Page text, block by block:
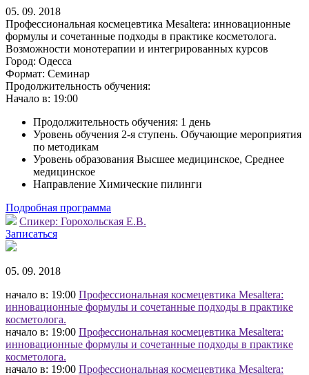
05. 09. 2018
Профессиональная космецевтика Mesaltera: инновационные
формулы и сочетанные подходы в практике косметолога.
Возможности монотерапии и интегрированных курсов
Город: Одесса
Формат: Семинар
Продолжительность обучения:
Начало в: 19:00
Продолжительность обучения: 1 день
Уровень обучения 2-я ступень. Обучающие мероприятия
по методикам
Уровень образования Высшее медицинское, Среднее
медицинское
Направление Химические пилинги
Подробная программа
Спикер: Горохольская Е.В.
Записаться
05. 09. 2018
начало в: 19:00 Профессиональная космецевтика Mesaltera:
инновационные формулы и сочетанные подходы в практике
косметолога.
начало в: 19:00 Профессиональная космецевтика Mesaltera:
инновационные формулы и сочетанные подходы в практике
косметолога.
начало в: 19:00 Профессиональная космецевтика Mesaltera: